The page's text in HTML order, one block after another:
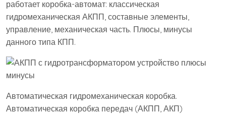
работает коробка-автомат: классическая
гидромеханическая АКПП, составные элементы,
управление, механическая часть. Плюсы, минусы
данного типа КПП.
Автоматическая гидромеханическая коробка.
Автоматическая коробка передач (АКПП, АКП)